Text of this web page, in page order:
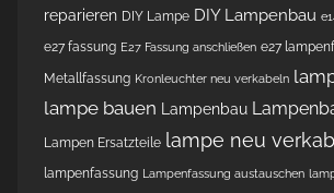
reparieren DIY Lampe DIY Lampenbau
e27 fassung E27 Fassung anschließen e27
Metallfassung Kronleuchter neu verkabeln
lampe bauen
Lampenbau
Lampen Ersatzteile lampe neu
lampenfassung Lampenfassung austauschen